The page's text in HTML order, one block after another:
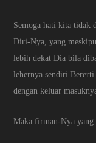
Semoga hati kita tidak
Diri-Nya, yang
lebih dekat Dia bila
lehernya
dengan keluar
Maka firman-Nya yang